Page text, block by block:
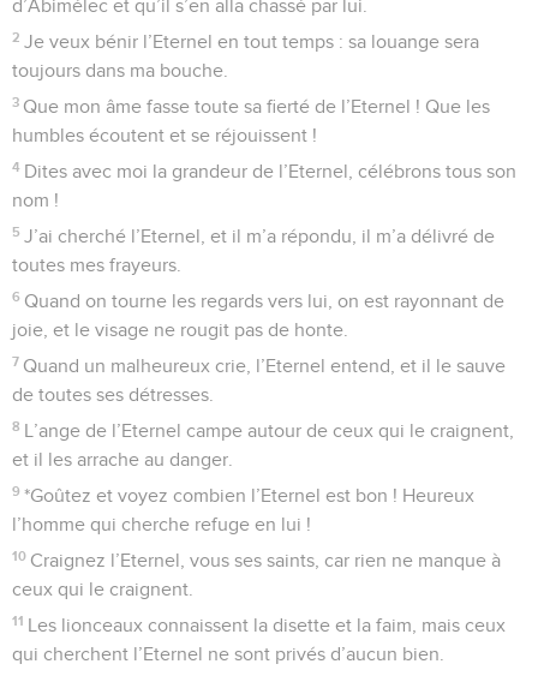
d’Abimélec et qu’il s’en alla chassé par lui.
2 Je veux bénir l’Eternel en tout temps : sa louange sera
toujours dans ma bouche.
3 Que mon âme fasse toute sa fierté de l’Eternel ! Que les
humbles écoutent et se réjouissent !
4 Dites avec moi la grandeur de l’Eternel, célébrons tous son
nom !
5 J’ai cherché l’Eternel, et il m’a répondu, il m’a délivré de
toutes mes frayeurs.
6 Quand on tourne les regards vers lui, on est rayonnant de
joie, et le visage ne rougit pas de honte.
7 Quand un malheureux crie, l’Eternel entend, et il le sauve
de toutes ses détresses.
8 L’ange de l’Eternel campe autour de ceux qui le craignent,
et il les arrache au danger.
9 *Goûtez et voyez combien l’Eternel est bon ! Heureux
l’homme qui cherche refuge en lui !
10 Craignez l’Eternel, vous ses saints, car rien ne manque à
ceux qui le craignent.
11 Les lionceaux connaissent la disette et la faim, mais ceux
qui cherchent l’Eternel ne sont privés d’aucun bien.